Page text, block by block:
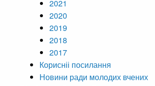
2021
2020
2019
2018
2017
Корисніі посилання
Новини ради молодих вчених